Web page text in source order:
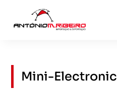
Mini-Electronic